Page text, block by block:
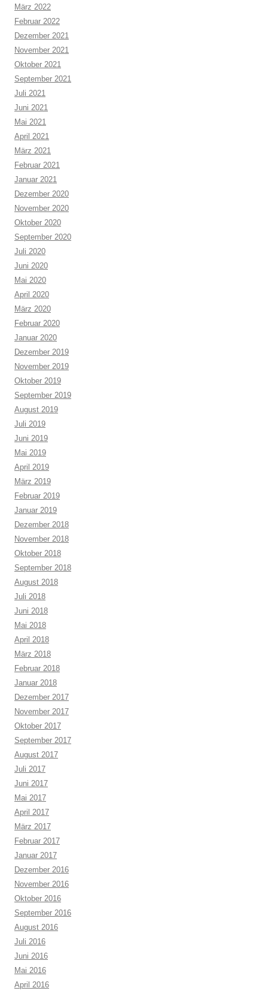
März 2022
Februar 2022
Dezember 2021
November 2021
Oktober 2021
September 2021
Juli 2021
Juni 2021
Mai 2021
April 2021
März 2021
Februar 2021
Januar 2021
Dezember 2020
November 2020
Oktober 2020
September 2020
Juli 2020
Juni 2020
Mai 2020
April 2020
März 2020
Februar 2020
Januar 2020
Dezember 2019
November 2019
Oktober 2019
September 2019
August 2019
Juli 2019
Juni 2019
Mai 2019
April 2019
März 2019
Februar 2019
Januar 2019
Dezember 2018
November 2018
Oktober 2018
September 2018
August 2018
Juli 2018
Juni 2018
Mai 2018
April 2018
März 2018
Februar 2018
Januar 2018
Dezember 2017
November 2017
Oktober 2017
September 2017
August 2017
Juli 2017
Juni 2017
Mai 2017
April 2017
März 2017
Februar 2017
Januar 2017
Dezember 2016
November 2016
Oktober 2016
September 2016
August 2016
Juli 2016
Juni 2016
Mai 2016
April 2016